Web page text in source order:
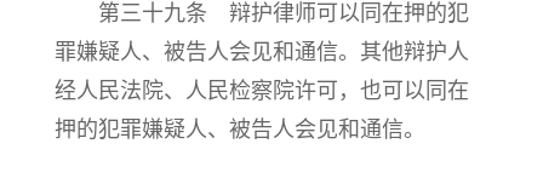
第三十九条 辩护律师可以同在押的犯
罪嫌疑人、被告人会见和通信。其他辩护人
经人民法院、人民检察院许可，也可以同在
押的犯罪嫌疑人、被告人会见和通信。